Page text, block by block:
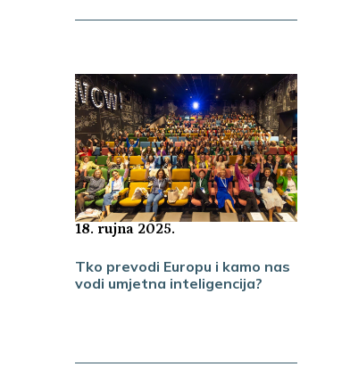
18. rujna 2025.
Tko prevodi Europu i kamo nas
vodi umjetna inteligencija?